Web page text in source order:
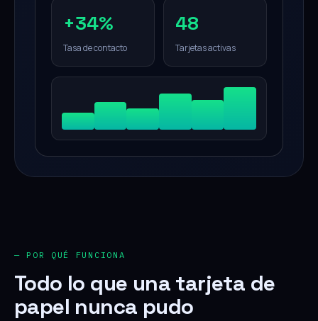
+34%
Tasa de contacto
48
Tarjetas activas
— POR QUÉ FUNCIONA
Todo lo que una tarjeta de
papel nunca pudo